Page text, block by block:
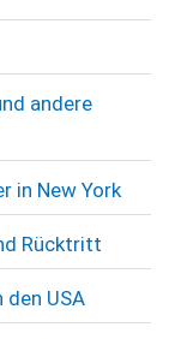
andere
in New York
Rücktritt
den USA